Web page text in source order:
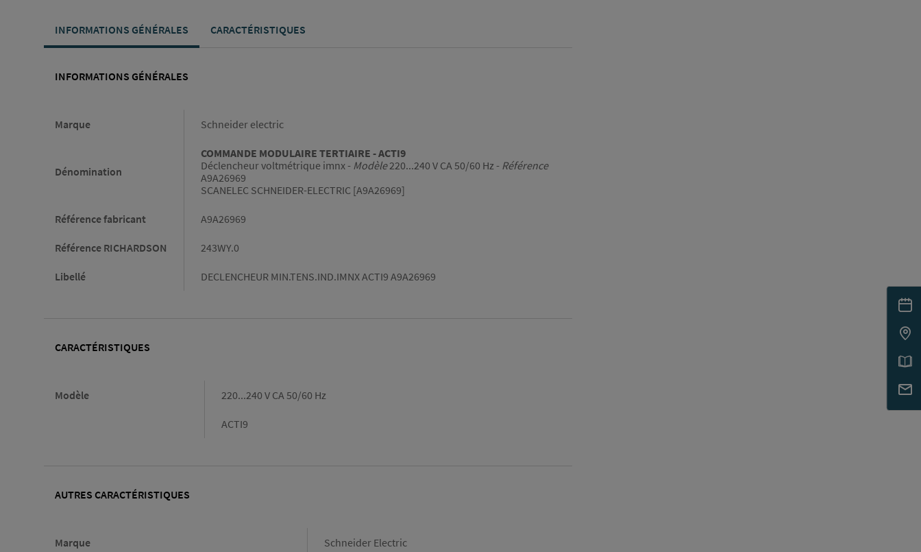
INFORMATIONS GÉNÉRALES CARACTÉRISTIQUES
INFORMATIONS GÉNÉRALES
Marque Schneider electric
Dénomination
COMMANDE MODULAIRE TERTIAIRE - ACTI9
Déclencheur voltmétrique imnx - Modèle220...240 V CA 50/60 Hz - Référence
A9A26969
SCANELEC SCHNEIDER-ELECTRIC [A9A26969]
Référence fabricant A9A26969
Référence RICHARDSON 243WY.0
Libellé DECLENCHEUR MIN.TENS.IND.IMNX ACTI9 A9A26969
CARACTÉRISTIQUES
Modèle 220...240 V CA 50/60 Hz
ACTI9
AUTRES CARACTÉRISTIQUES
Marque Marque
Schneider Electric